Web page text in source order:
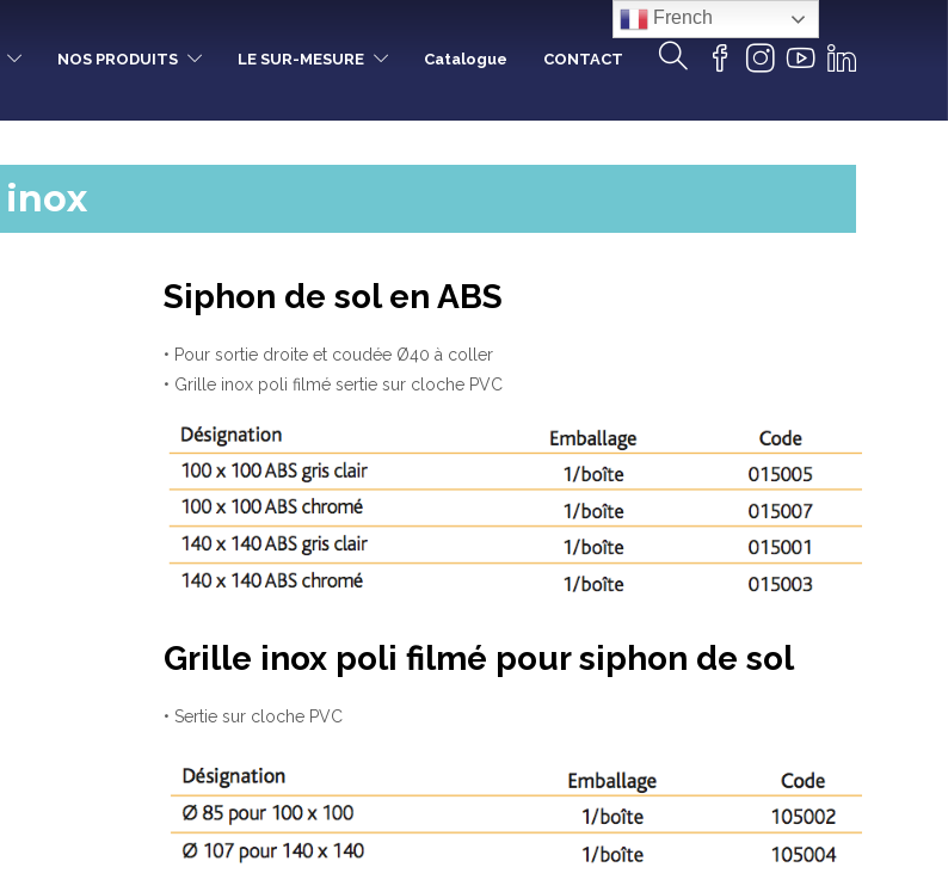
NOS PRODUITS LE SUR-MESURE Catalogue CONTACT
inox
Siphon de sol en ABS
• Pour sortie droite et coudée Ø40 à coller
• Grille inox poli filmé sertie sur cloche PVC
Grille inox poli filmé pour siphon de sol
• Sertie sur cloche PVC
French